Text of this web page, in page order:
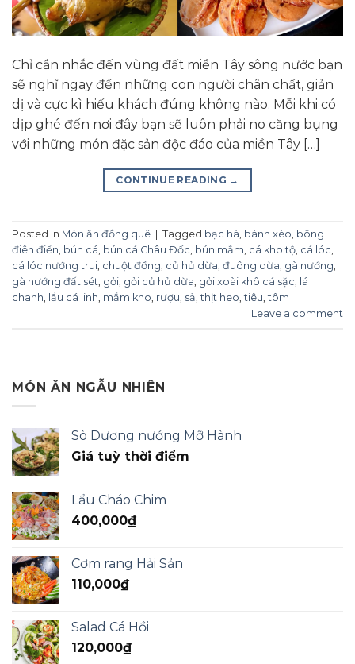
Chỉ cần nhắc đến vùng đất miền Tây sông nước bạn
sẽ nghĩ ngay đến những con người chân chất, giản
dị và cực kì hiếu khách đúng không nào. Mỗi khi có
dịp ghé đến nơi đây bạn sẽ luôn phải no căng bụng
với những món đặc sản độc đáo của miền Tây […]
CONTINUE READING →
Posted in Món ăn đồng quê Tagged bạc hà bánh xèo bông
điên điển bún cá bún cá Châu Đốc bún mắm cá kho tộ cá lóc
cá lóc nướng trui chuột đồng củ hủ dừa đuông dừa gà nướng
gà nướng đất sét gỏi gỏi củ hủ dừa gỏi xoài khô cá sặc
lá
chanh
lẩu cá linh mắm kho rượu sả ,thịt heo ,tiêu ,tôm
Leave a comment
MÓN ĂN NGẪU NHIÊN
Sò Dương nướng Mỡ Hành
Giá tuỳ thời điểm
Lẩu Cháo Chim
400,000₫
Cơm rang Hải Sản
110,000₫
Salad Cá Hồi
120,000₫